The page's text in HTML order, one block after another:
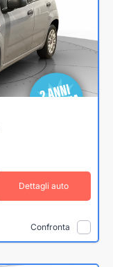
Dettagli auto
Confronta